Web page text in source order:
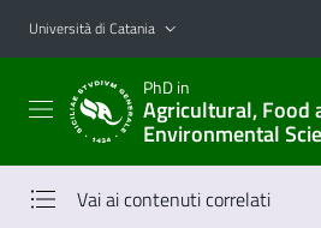
Vai al contenuto principale
Vai al menu di navigazione
Università di Catania
PhD in
Agricultural, Food
Environmental
Vai ai contenuti correlati